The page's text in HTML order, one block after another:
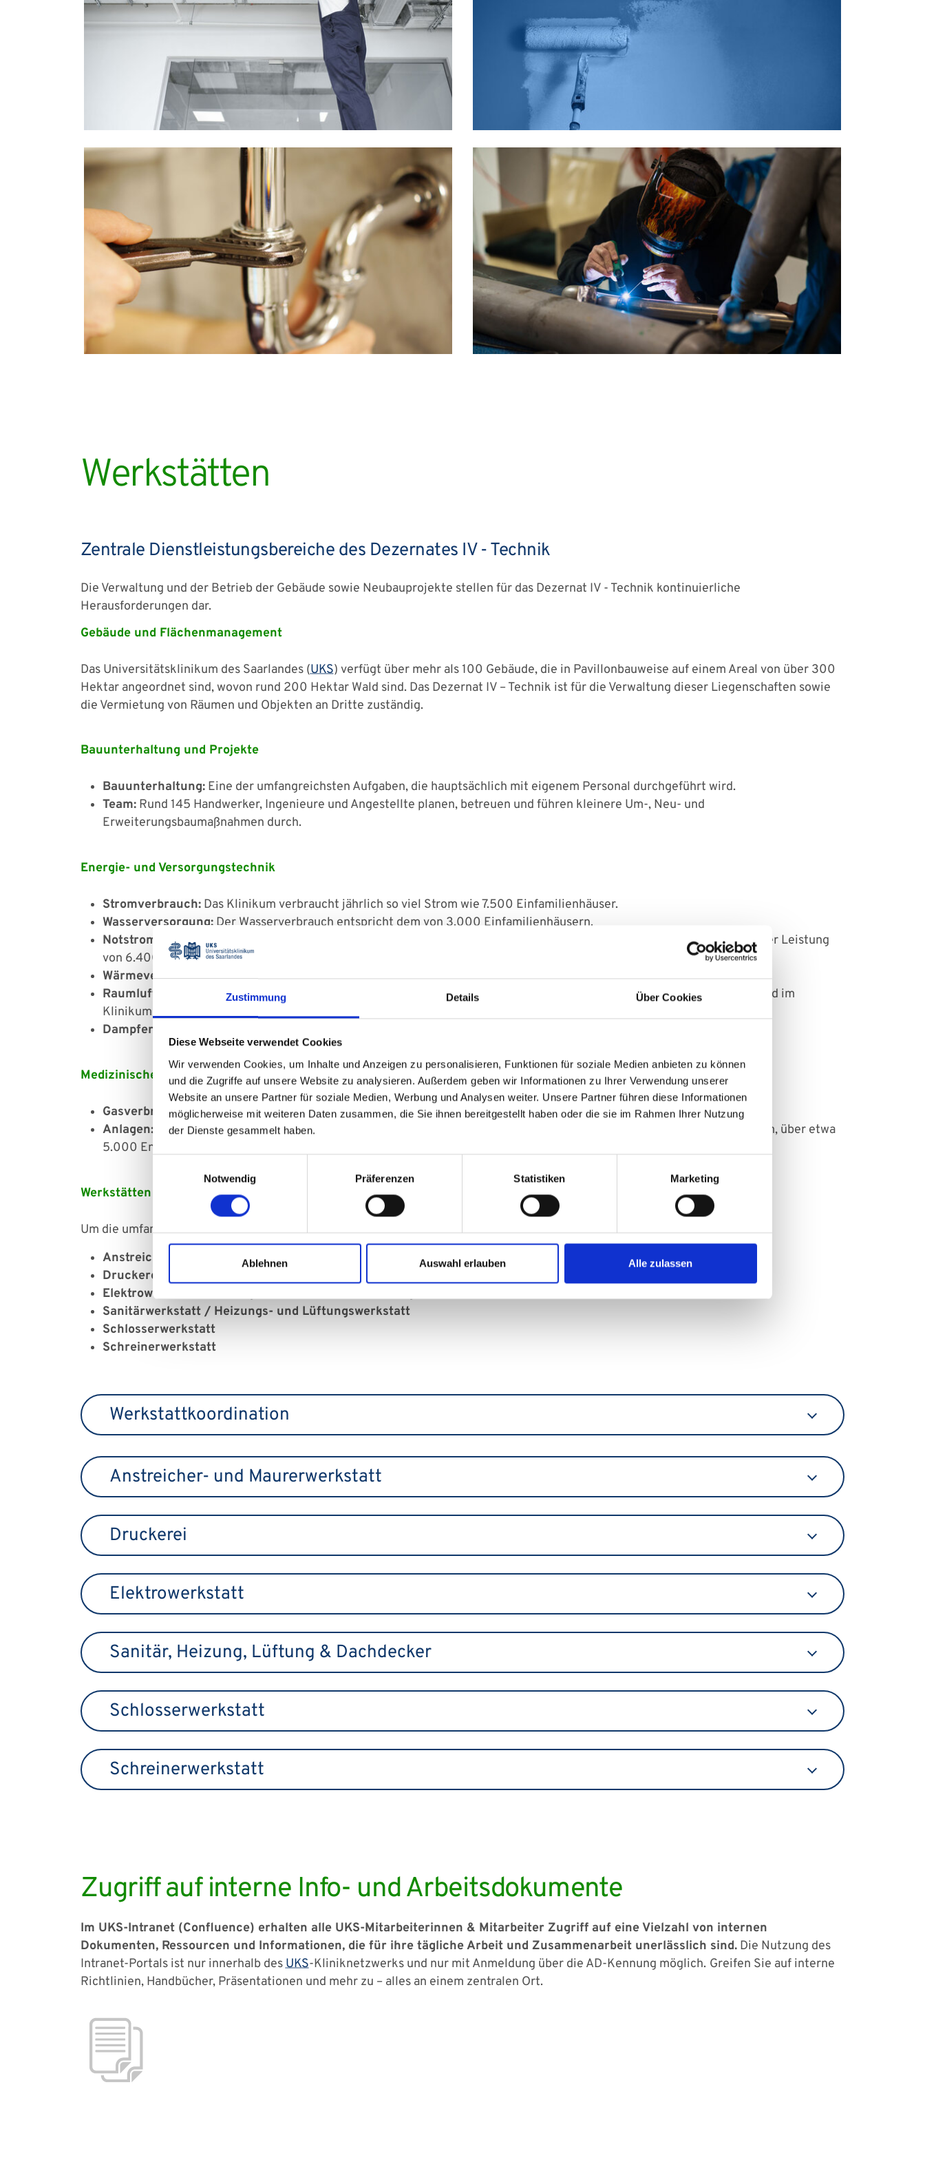
Zustimmung Details Über Cookies
Diese Webseite verwendet Cookies
Wir verwenden Cookies, um Inhalte und Anzeigen zu personalisieren, Funktionen für soziale Medien anbieten zu können
und die Zugriffe auf unsere Website zu analysieren. Außerdem geben wir Informationen zu Ihrer Verwendung unserer
Website an unsere Partner für soziale Medien, Werbung und Analysen weiter. Unsere Partner führen diese Informationen
möglicherweise mit weiteren Daten zusammen, die Sie ihnen bereitgestellt haben oder die sie im Rahmen Ihrer Nutzung
der Dienste gesammelt haben.
Notwendig
Präferenzen Statistiken Marketing
Ablehnen Auswahl erlauben Alle zulassen
Werkstätten
Zentrale Dienstleistungsbereiche des Dezernates IV - Technik
Die Verwaltung und der Betrieb der Gebäude sowie Neubauprojekte stellen für das Dezernat IV - Technik kontinuierliche
Herausforderungen dar.
Gebäude und Flächenmanagement
Das Universitätsklinikum des Saarlandes (UKS) verfügt über mehr als 100 Gebäude, die in Pavillonbauweise auf einem Areal von über 300
Hektar angeordnet sind, wovon rund 200 Hektar Wald sind. Das Dezernat IV – Technik ist für die Verwaltung dieser Liegenschaften sowie
die Vermietung von Räumen und Objekten an Dritte zuständig.
Bauunterhaltung und Projekte
Bauunterhaltung: Eine der umfangreichsten Aufgaben, die hauptsächlich mit eigenem Personal durchgeführt wird.
Team: Rund 145 Handwerker, Ingenieure und Angestellte planen, betreuen und führen kleinere Um-, Neu- und
Erweiterungsbaumaßnahmen durch.
Energie- und Versorgungstechnik
Stromverbrauch: Das Klinikum verbraucht jährlich so viel Strom wie 7.500 Einfamilienhäuser.
Wasserversorgung: Der Wasserverbrauch entspricht dem von 3.000 Einfamilienhäusern.
Notstromversorgung:
Das Klinikum verfügt über eine Notstromversorgung mit elf Aggregaten in sieben Anlagen und einer Leistung
von 6.400 KVA, um bei Netzausfall alle lebenswichtigen Stromverbraucher zu versorgen.
Wärmeversorgung:Ein zentrales Heizkraftwerk versorgt das gesamte Klinikum mit Wärme.
Raumlufttechnik:
Ca. 450 raumlufttechnische Anlagen mit einer stündlichen Gesamtluftmenge von ca. 1,90 Mio. m³/h sind im
Klinikum installiert, viele davon mit Wärmerückgewinnungseinrichtungen.
Dampferzeugung:
Medizinische Gasversorgung
Gasverbrauch:Der Sauerstoffverbrauch hat sich proportional zur Patientenzahl und Gebäudefläche entwickelt.
Anlagen: 22 zentrale medizinische Gasversorgungsanlagen versorgen die Patienten mit Sauerstoff, Druckluft und Vakuum, über etwa
5.000 Entnahmestellen.
Werkstätten des Dezernates IV – Technik
Um die umfangreichen Aufgaben zu bewältigen, sind spezialisierte Werkstätten im Einsatz:
Anstreicherwerkstatt
Druckerei
Elektrowerkstatt / Aufzugswerkstatt / Mess- und Regeltechnik & Telekommunikation
Sanitärwerkstatt / Heizungs- und Lüftungswerkstatt
Schlosserwerkstatt
Schreinerwerkstatt
Werkstattkoordination
Anstreicher- und Maurerwerkstatt
Druckerei
Elektrowerkstatt
Sanitär, Heizung, Lüftung & Dachdecker
Schlosserwerkstatt
Schreinerwerkstatt
Zugriff auf interne Info- und Arbeitsdokumente
Im UKS-Intranet (Confluence) erhalten alle UKS-Mitarbeiterinnen & Mitarbeiter Zugriff auf eine Vielzahl von internen
Dokumenten, Ressourcen und Informationen, die für ihre tägliche Arbeit und Zusammenarbeit unerlässlich sind. Die Nutzung des
Intranet-Portals ist nur innerhalb desUKS-Kliniknetzwerks und nur mit Anmeldung über die AD-Kennung möglich. Greifen Sie auf interne
Richtlinien, Handbücher, Präsentationen und mehr zu – alles an einem zentralen Ort.